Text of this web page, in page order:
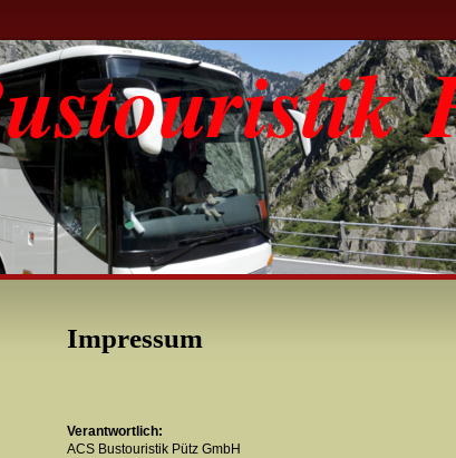
Impressum
Verantwortlich:
ACS Bustouristik Pütz GmbH